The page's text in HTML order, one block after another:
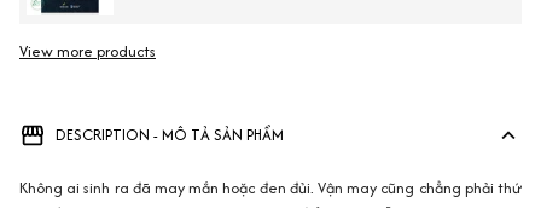
View more products
DESCRIPTION - MÔ TẢ SẢN PHẨM
Không ai sinh ra đã may mắn hoặc đen đủi. Vận may cũng chẳng phải thứ